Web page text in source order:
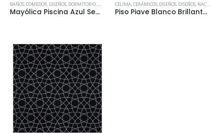
BAÑOS,COMEDOR, DISEÑOS, DORMITORIO, MAYÓLICAS
Mayólica Piscina Azul Semi Brillante – 30X30 cm – 2.34 m2
CELIMA,CERÁMICOS, DISEÑOS, DISEÑOS, NACIONALES
Piso Piave Blanco Brillante – 45X45 cm – 2.23 m2